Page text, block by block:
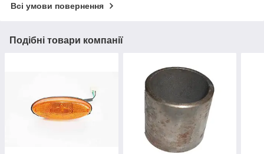
Всі умови повернення
Подібні товари компанії